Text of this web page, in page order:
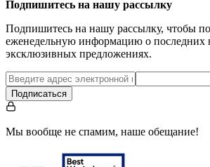
Подпишитесь на нашу рассылку
Подпишитесь на нашу рассылку, чтобы
еженедельную информацию о последних
эксклюзивных предложениях.
Подписаться
Мы вообще не спамим, наше обещание!